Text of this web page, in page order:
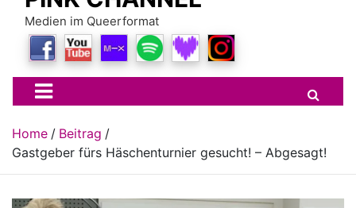
Medien im Queerformat
Home
Beitrag
Gastgeber fürs Häschenturnier gesucht! – Abgesagt!